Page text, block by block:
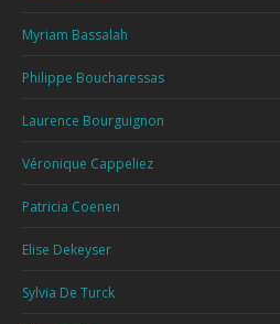
Myriam Bassalah
Philippe Boucharessas
Laurence Bourguignon
Véronique Cappeliez
Patricia Coenen
Elise Dekeyser
Sylvia De Turck